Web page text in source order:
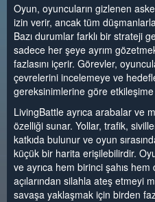
Oyun, oyuncuların gizlenen
izin verir, ancak tüm
Bazı durumlar farklı bir strateji
sadece her şeye ayrım
fazlasını içerir. Görevler,
çevrelerini incelemeye ve
gereksinimlerine göre
LivingBattle ayrıca arabalar ve
özelliği sunar. Yollar, trafik,
katkıda bulunur ve oyun
küçük bir harita erişilebilirdir.
ve ayrıca hem birinci şahıs hem
açılarından silahla ateş etmeyi
savaşa yaklaşmak için birden